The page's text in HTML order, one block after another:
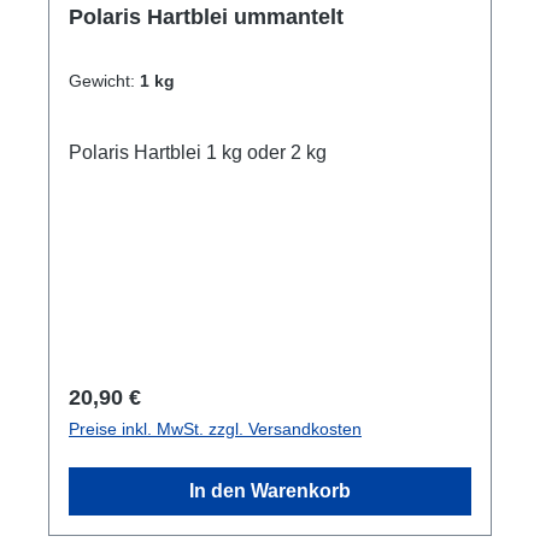
Polaris Hartblei ummantelt
Gewicht: 1 kg
Polaris Hartblei 1 kg oder 2 kg
Regulärer Preis:
20,90 €
Preise inkl. MwSt. zzgl. Versandkosten
In den Warenkorb